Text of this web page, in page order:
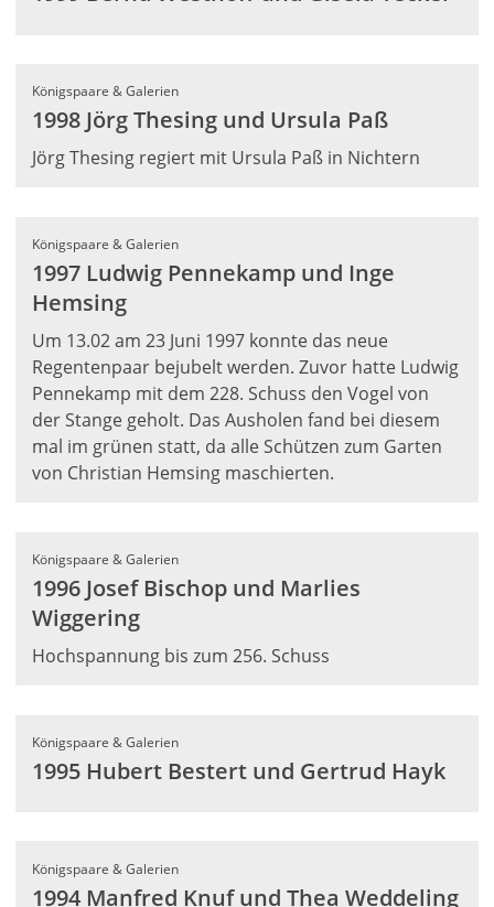
Königspaare & Galerien
1998 Jörg Thesing und Ursula Paß
Jörg Thesing regiert mit Ursula Paß in Nichtern
Königspaare & Galerien
1997 Ludwig Pennekamp und Inge
Hemsing
Um 13.02 am 23 Juni 1997 konnte das neue
Regentenpaar bejubelt werden. Zuvor hatte Ludwig
Pennekamp mit dem 228. Schuss den Vogel von
der Stange geholt. Das Ausholen fand bei diesem
mal im grünen statt, da alle Schützen zum Garten
von Christian Hemsing maschierten.
Königspaare & Galerien
1996 Josef Bischop und Marlies
Wiggering
Hochspannung bis zum 256. Schuss
Königspaare & Galerien
1995 Hubert Bestert und Gertrud Hayk
Königspaare & Galerien
1994 Manfred Knuf und Thea Weddeling